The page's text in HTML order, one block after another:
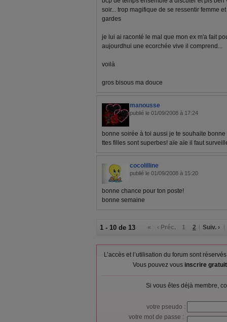
soir... trop magifique de se ressentir femme
gardes
je lui ai raconté le mal que mon ex m'a fait
aujourdhui une ecorchée vive il comprend...
voilà
gros bisous ma douce
manousse
publié le 01/09/2008 à 17:24
bonne soirée à toi aussi je te souhaite
ttes filles sont superbes! aïe aïe il faut
cocolilline
publié le 01/09/2008 à 15:20
bonne chance pour ton poste!
bonne semaine
1 - 10 de 13 « ‹ Préc. 1 2 Suiv. ›
L’accès et l’utilisation du forum sont
Vous pouvez vous inscrire
Si vous êtes déjà membre,
votre pseudo :
votre mot de passe :